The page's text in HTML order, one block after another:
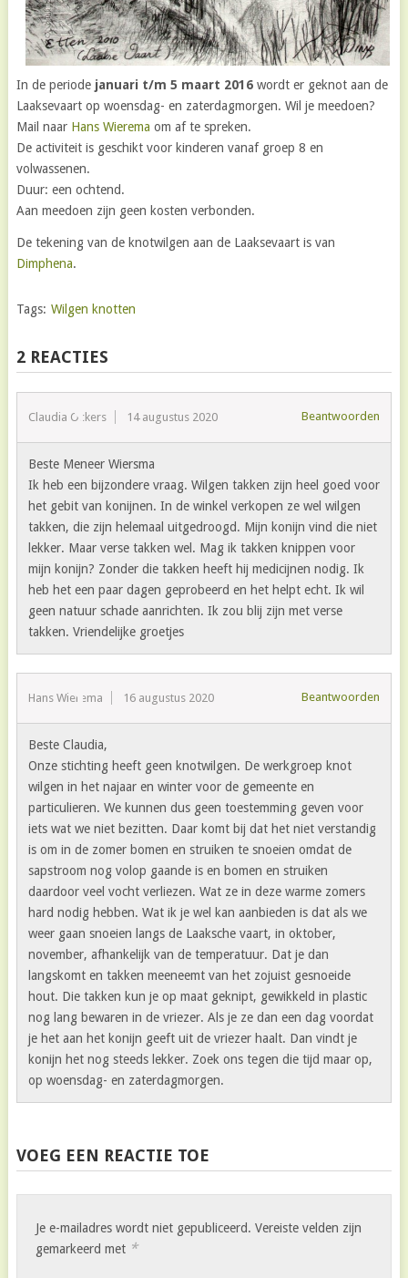
In de periode januari t/m 5 maart 2016wordt er geknot aan de
Laaksevaart op woensdag- en zaterdagmorgen. Wil je meedoen?
Mail naar Hans Wierema om af te spreken.
De activiteit is geschikt voor kinderen vanaf groep 8 en
volwassenen.
Duur: een ochtend.
Aan meedoen zijn geen kosten verbonden.
De tekening van de knotwilgen aan de Laaksevaart is van
Dimphena.
Tags: Wilgen knotten
2 REACTIES
Claudia Ockers 14 augustus 2020 Beantwoorden
Beste Meneer Wiersma
Ik heb een bijzondere vraag. Wilgen takken zijn heel goed voor
het gebit van konijnen. In de winkel verkopen ze wel wilgen
takken, die zijn helemaal uitgedroogd. Mijn konijn vind die niet
lekker. Maar verse takken wel. Mag ik takken knippen voor
mijn konijn? Zonder die takken heeft hij medicijnen nodig. Ik
heb het een paar dagen geprobeerd en het helpt echt. Ik wil
geen natuur schade aanrichten. Ik zou blij zijn met verse
takken. Vriendelijke groetjes
Hans Wierema 16 augustus 2020 Beantwoorden
Beste Claudia,
Onze stichting heeft geen knotwilgen. De werkgroep knot
wilgen in het najaar en winter voor de gemeente en
particulieren. We kunnen dus geen toestemming geven voor
iets wat we niet bezitten. Daar komt bij dat het niet verstandig
is om in de zomer bomen en struiken te snoeien omdat de
sapstroom nog volop gaande is en bomen en struiken
daardoor veel vocht verliezen. Wat ze in deze warme zomers
hard nodig hebben. Wat ik je wel kan aanbieden is dat als we
weer gaan snoeien langs de Laaksche vaart, in oktober,
november, afhankelijk van de temperatuur. Dat je dan
langskomt en takken meeneemt van het zojuist gesnoeide
hout. Die takken kun je op maat geknipt, gewikkeld in plastic
nog lang bewaren in de vriezer. Als je ze dan een dag voordat
je het aan het konijn geeft uit de vriezer haalt. Dan vindt je
konijn het nog steeds lekker. Zoek ons tegen die tijd maar op,
op woensdag- en zaterdagmorgen.
VOEG EEN REACTIE TOE
Je e-mailadres wordt niet gepubliceerd. Vereiste velden zijn
gemarkeerd met *